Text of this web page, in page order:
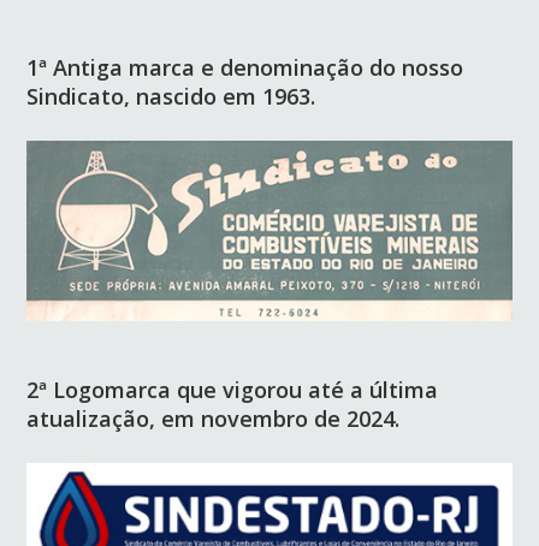
1ª Antiga marca e denominação do nosso
Sindicato, nascido em 1963.
2ª Logomarca que vigorou até a última
atualização, em novembro de 2024.